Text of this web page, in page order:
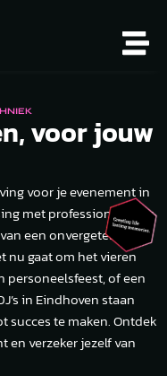
voor jouw
voor je evenement in
met professionele DJ’s
een onvergetelijke
nu gaat om het vieren
personeelsfeest, of een
in Eindhoven staan
succes te maken. Ontdek
en verzeker jezelf van